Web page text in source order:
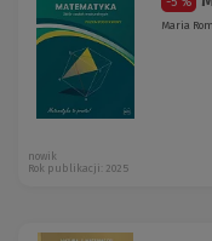
Maria
nowik
Rok publikacji: 2025